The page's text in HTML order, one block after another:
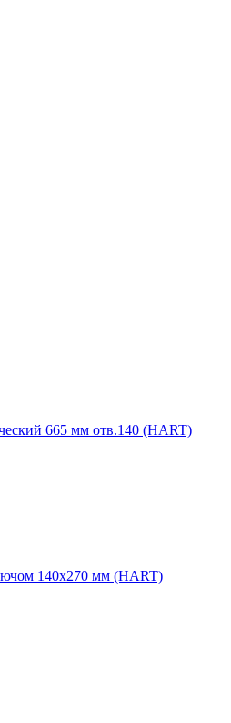
665 мм отв.140 (HART)
140х270 мм (HART)